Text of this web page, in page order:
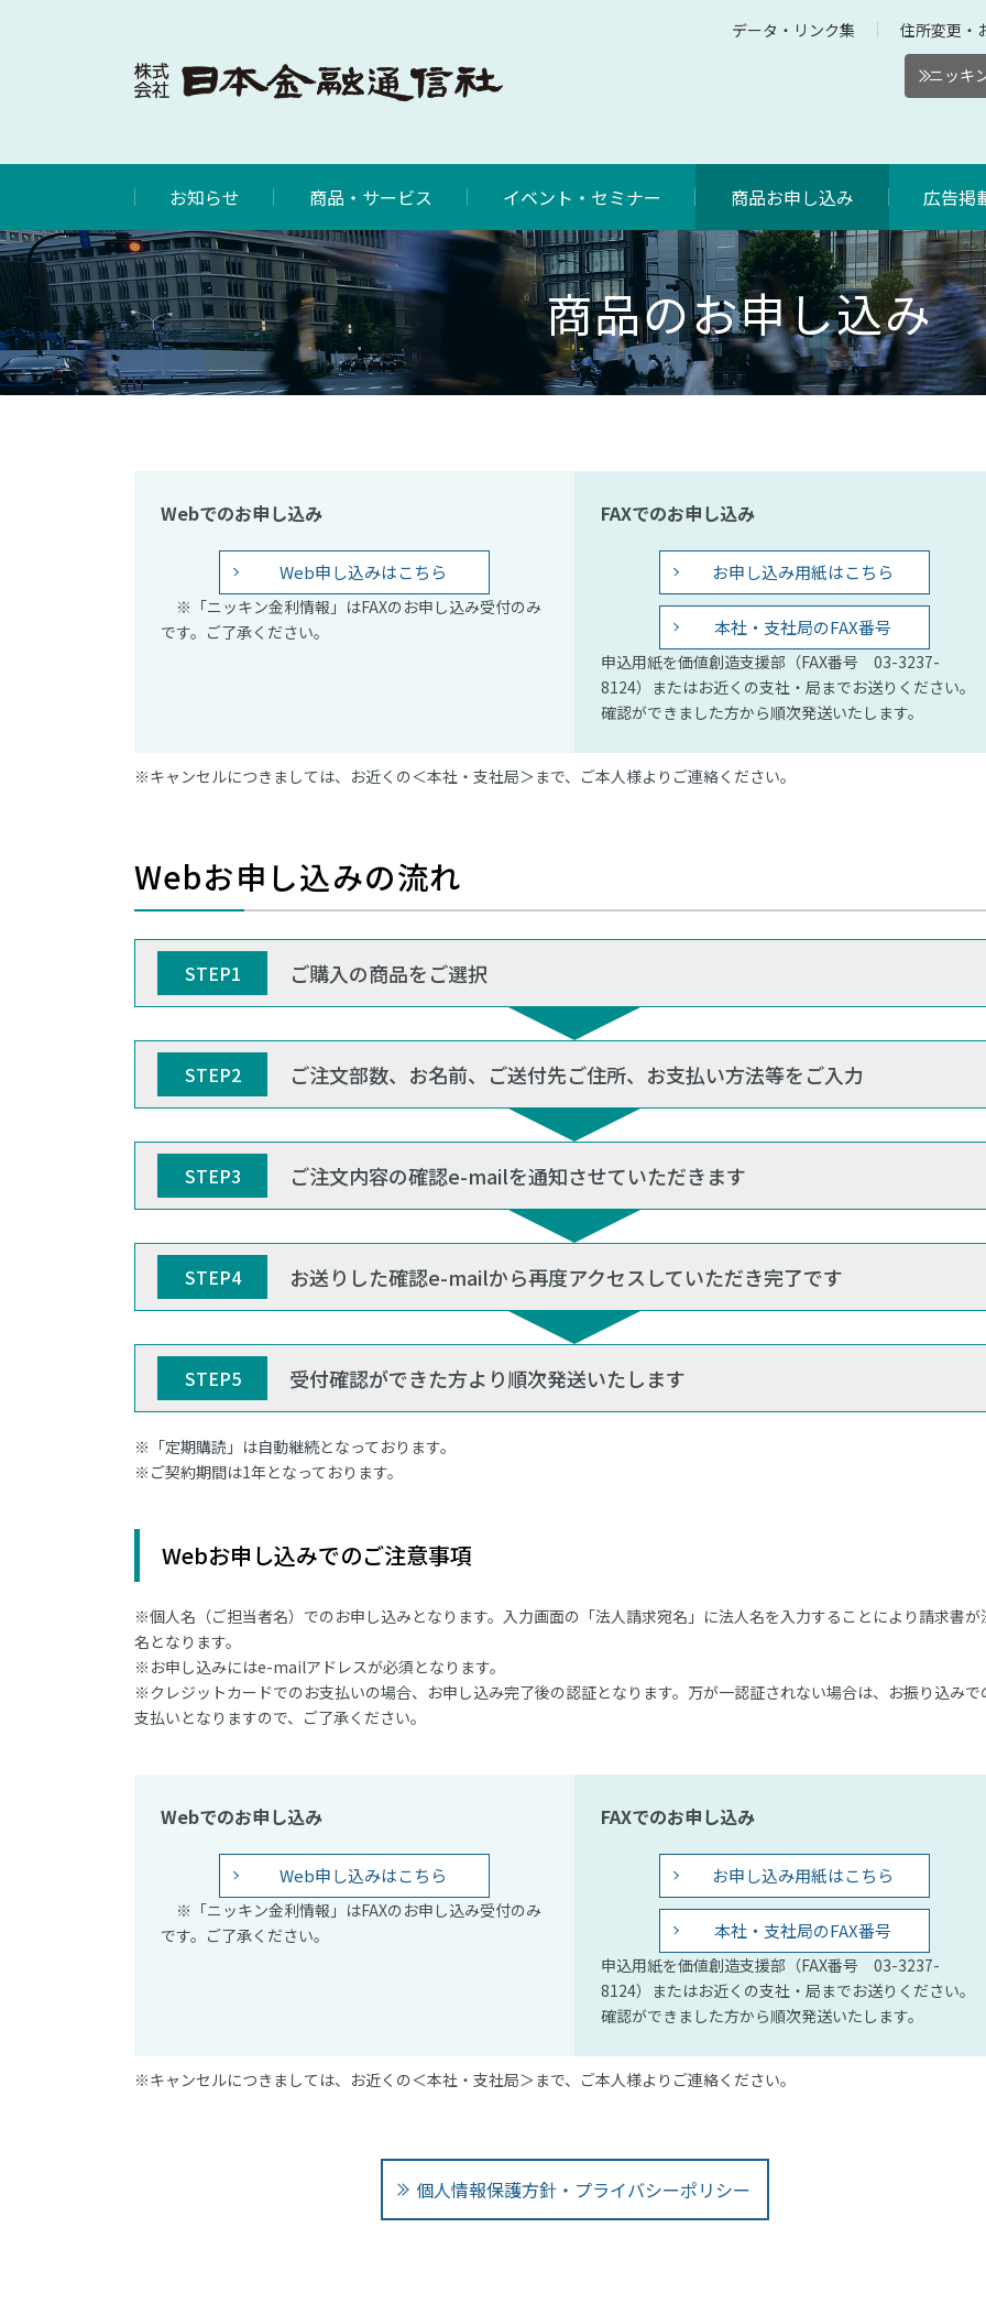
データ・リンク集 住所変更・
ニッキ
お知らせ 商品・サービス イベント・セミナー 商品お申し込み 広告掲
商品のお申し込み
Webでのお申し込み
Web申し込みはこちら
※「ニッキン金利情報」はFAXのお申し込み受付のみ
です。ご了承ください。
FAXでのお申し込み
お申し込み用紙はこちら
本社・支社局のFAX番号
申込用紙を価値創造支援部（FAX番号 03-3237-
8124）またはお近くの支社・局までお送りください。
確認ができました方から順次発送いたします。
※キャンセルにつきましては、お近くの＜本社・支社局＞まで、ご本人様よりご連絡ください。
Webお申し込みの流れ
STEP1 ご購入の商品をご選択
STEP2 ご注文部数、お名前、ご送付先ご住所、お支払い方法等をご入力
STEP3 ご注文内容の確認e-mailを通知させていただきます
STEP4 お送りした確認e-mailから再度アクセスしていただき完了です
STEP5 受付確認ができた方より順次発送いたします
※「定期購読」は自動継続となっております。
※ご契約期間は1年となっております。
Webお申し込みでのご注意事項
※個人名（ご担当者名）でのお申し込みとなります。入力画面の「法人請求宛名」に法人名を入力することにより請求書が
名となります。
※お申し込みにはe-mailアドレスが必須となります。
※クレジットカードでのお支払いの場合、お申し込み完了後の認証となります。万が一認証されない場合は、お振り込みで
支払いとなりますので、ご了承ください。
Webでのお申し込み
Web申し込みはこちら
※「ニッキン金利情報」はFAXのお申し込み受付のみ
です。ご了承ください。
FAXでのお申し込み
お申し込み用紙はこちら
本社・支社局のFAX番号
申込用紙を価値創造支援部（FAX番号 03-3237-
8124）またはお近くの支社・局までお送りください。
確認ができました方から順次発送いたします。
※キャンセルにつきましては、お近くの＜本社・支社局＞まで、ご本人様よりご連絡ください。
個人情報保護方針・プライバシーポリシー